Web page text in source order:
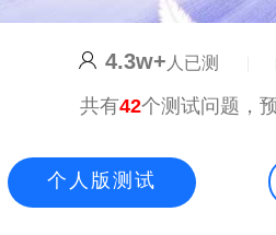
4.3w+ 人已测
共有42个测试问题，
个人版测试